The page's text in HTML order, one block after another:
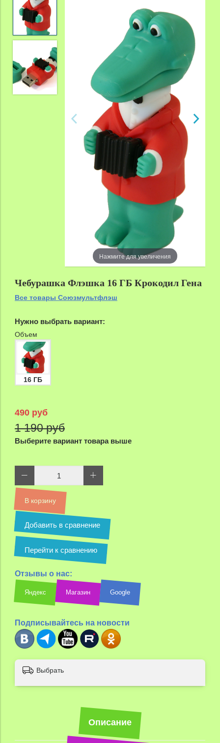
Нажмите для увеличения
Чебурашка Флэшка 16 ГБ Крокодил Гена
Все товары Союзмультфлэш
Нужно выбрать вариант:
Объем
16 ГБ
490 руб
1 190 руб
Выберите вариант товара выше
В корзину
Добавить в сравнение
Перейти к сравнению
Отзывы о нас:
Яндекс Магазин Google
Подписывайтесь на новости
Выбрать
Описание